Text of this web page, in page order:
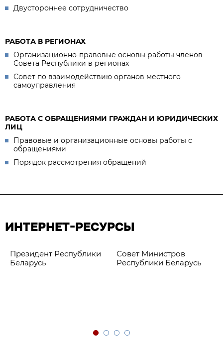
Двустороннее сотрудничество
РАБОТА В РЕГИОНАХ
Организационно-правовые основы работы членов
Совета Республики в регионах
Совет по взаимодействию органов местного
самоуправления
РАБОТА С ОБРАЩЕНИЯМИ ГРАЖДАН И ЮРИДИЧЕСКИХ
ЛИЦ
Правовые и организационные основы работы с
обращениями
Порядок рассмотрения обращений
ИНТЕРНЕТ-РЕСУРСЫ
Президент Республики
Беларусь
Совет Министров
Республики Беларусь